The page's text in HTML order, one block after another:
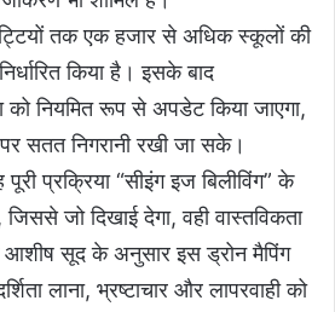
छुट्टियों तक एक हजार से अधिक स्कूलों की
किया है। इसके बाद
नियमित रूप से अपडेट किया जाएगा,
सतत निगरानी रखी जा सके।
प्रक्रिया “सीइंग इज बिलीविंग” के
जिससे जो दिखाई देगा, वही वास्तविकता
आशीष सूद के अनुसार इस ड्रोन मैपिंग
लाना, भ्रष्टाचार और लापरवाही को